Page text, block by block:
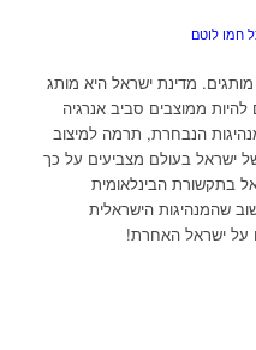
חמו לוטם
מדינת ישראל היא מותג
ממוצבים סביב אנרגיה
הנבחרת, תרמה למיצוב
ישראל בעולם מצביעים על כך
בתקשורת הבינלאומית
שהמנהיגות הישראלית
על ישראל האחרת!